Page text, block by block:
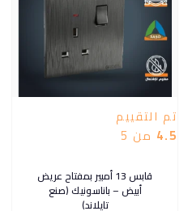
تم التقييم
4.5 من 5
قابس 13 أمبير بمفتاح عريض
أبيض – باناسونيك (صنع
تايلاند)